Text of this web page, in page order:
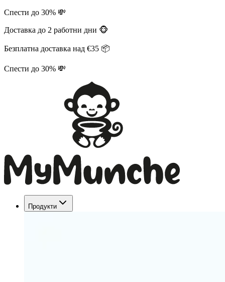
Спести до 30% 💸
Доставка до 2 работни дни 🐵
Безплатна доставка над €35 📦
Спести до 30% 💸
Продукти